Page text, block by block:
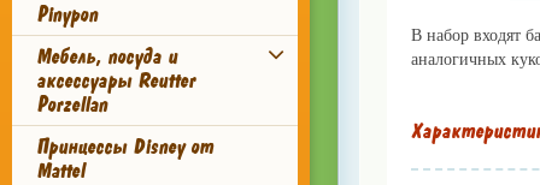
Pinypon
Мебель, посуда и
аксессуары Reutter
Porzellan
Принцессы Disney от
Mattel
В набор входят
аналогичных